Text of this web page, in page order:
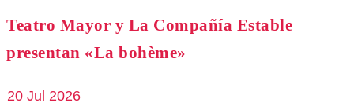
Teatro Mayor y La Compañía Estable
presentan «La bohème»
20 Jul 2026